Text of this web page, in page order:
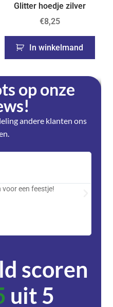
Glitter hoedje zilver
€8,25
In winkelmand
op onze
andere klanten ons
voor een feestje!
scoren
uit 5